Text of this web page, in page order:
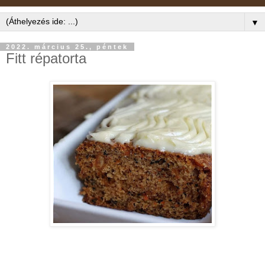
▼
2022. március 25., péntek
Fitt répatorta